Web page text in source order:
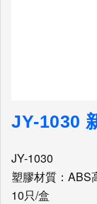
JY-1030
JY-1030
塑膠材質：ABS
10只/盒